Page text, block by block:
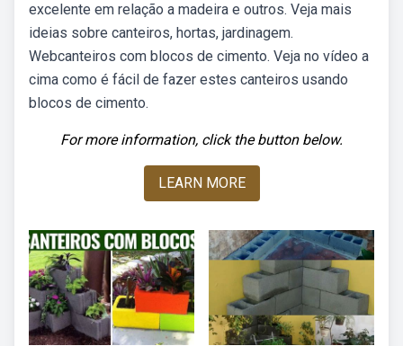
excelente em relação a madeira e outros. Veja mais
ideias sobre canteiros, hortas, jardinagem.
Webcanteiros com blocos de cimento. Veja no vídeo a
cima como é fácil de fazer estes canteiros usando
blocos de cimento.
For more information, click the button below.
LEARN MORE